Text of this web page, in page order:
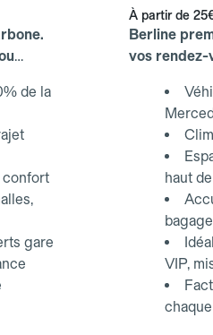
de la
confort
gare
À partir de
Berline
vos rendez-
haut
VIP,